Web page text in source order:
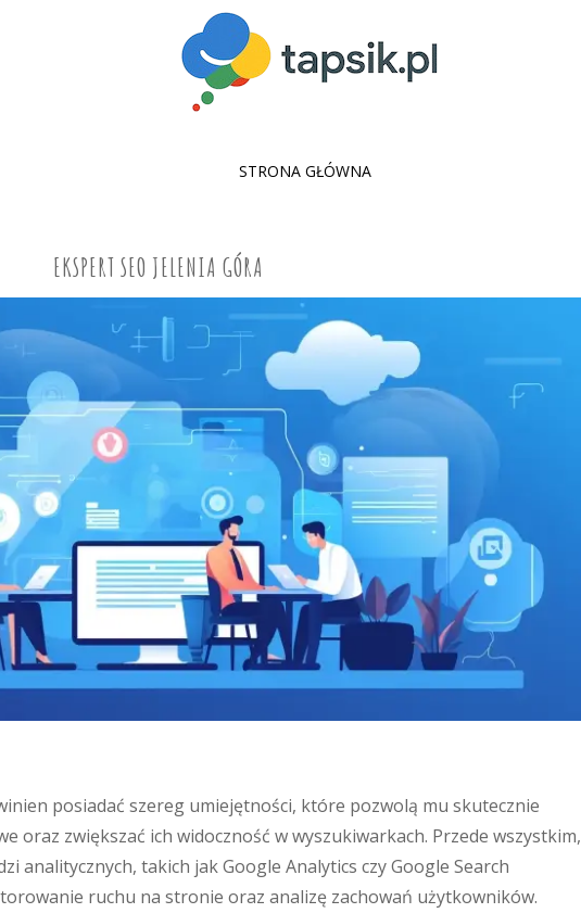
SKIP
STRONA GŁÓWNA
EKSPERT SEO JELENIA GÓRA
posiadać szereg umiejętności, które pozwolą mu skutecznie
oraz zwiększać ich widoczność w wyszukiwarkach. Przede wszystkim,
analitycznych, takich jak Google Analytics czy Google Search
ruchu na stronie oraz analizę zachowań użytkowników.